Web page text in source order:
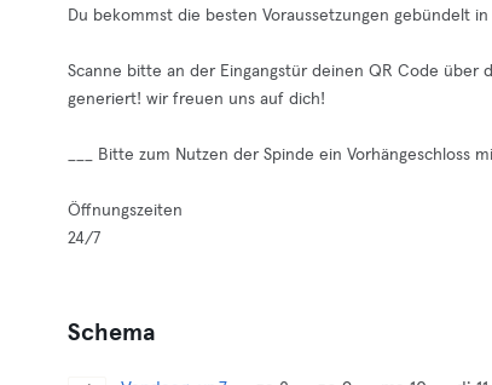
Du bekommst die besten Voraussetzungen gebündelt
Scanne bitte an der Eingangstür deinen QR Code
generiert! wir freuen uns auf dich!
___ Bitte zum Nutzen der Spinde ein Vorhängeschloss
Öffnungszeiten
24/7
Schema